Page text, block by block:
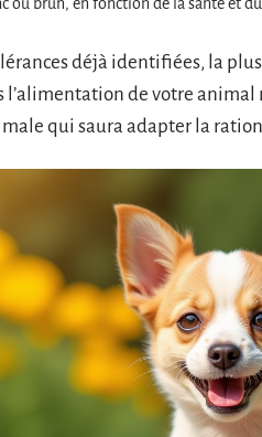
déjà identifiées, la
de votre animal
qui saura adapter la